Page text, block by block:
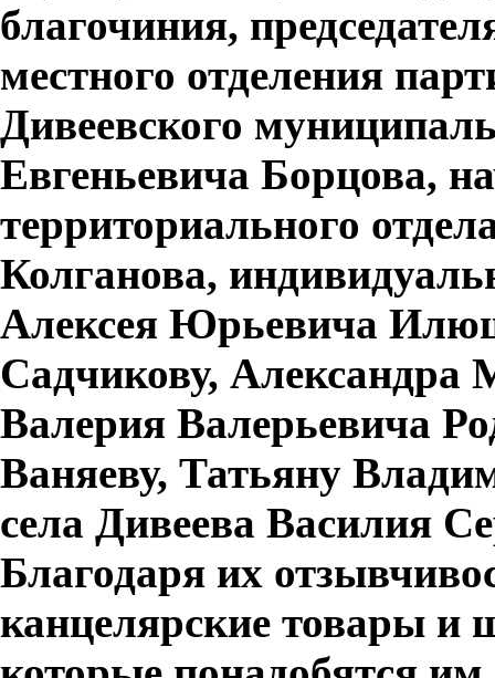
благочиния,
местного отделения
Дивеевского
Евгеньевича Борцова,
территориального
Колганова,
Алексея Юрьевича
Садчикову, Александра
Валерия Валерьевича
Ваняеву, Татьяну
села Дивеева Василия
Благодаря их
канцелярские товары и